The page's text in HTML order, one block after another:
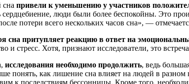
сна привели к уменьшению у участников
сердцебиение, люди были более беспокойны. Это
потери всего нескольких часов сна», —
сна притупляет реакцию в ответ на
и стресс. Хотя, признают исследователи, это
исследования необходимо продолжить, ведь
понять, как лишение сна влияет на людей в
к последствиям бессонницы. Кроме того,